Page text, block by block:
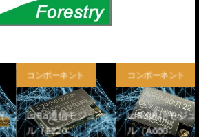
コンポーネント
LoRa通信モジュー
ル（E220-
コンポーネント
LoRa通信モジュー
ル（A660-